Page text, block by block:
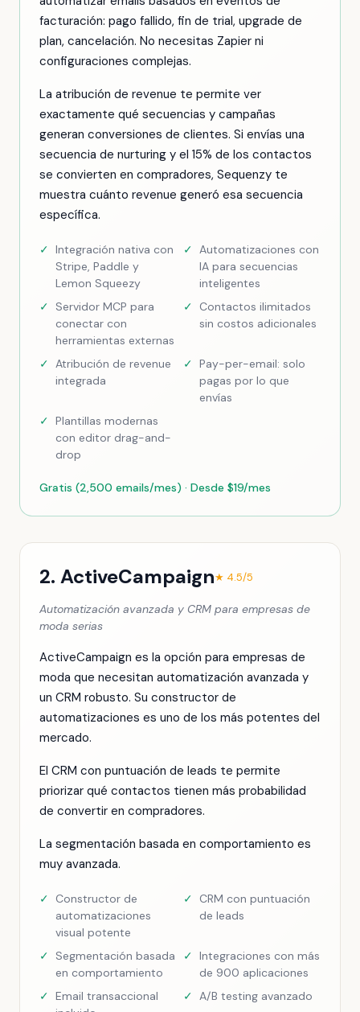
facturación: pago fallido, fin de trial, upgrade de
plan, cancelación. No necesitas Zapier ni
configuraciones complejas.
La atribución de revenue te permite ver
exactamente qué secuencias y campañas
generan conversiones de clientes. Si envías una
secuencia de nurturing y el 15% de los contactos
se convierten en compradores, Sequenzy te
muestra cuánto revenue generó esa secuencia
específica.
✓ Integración nativa con
Stripe, Paddle y
Lemon Squeezy
✓ Automatizaciones con
IA para secuencias
inteligentes
✓
Servidor MCP para
conectar con
herramientas externas
✓
Contactos ilimitados
sin costos adicionales
✓ Atribución de revenue
integrada
✓ Pay-per-email: solo
pagas por lo que
envías
✓ Plantillas modernas
con editor drag-and-
drop
Gratis (2,500 emails/mes) · Desde $19/mes
2. ActiveCampaign★ 4.5/5
Automatización avanzada y CRM para empresas de
moda serias
ActiveCampaign es la opción para empresas de
moda que necesitan automatización avanzada y
un CRM robusto. Su constructor de
automatizaciones es uno de los más potentes del
mercado.
El CRM con puntuación de leads te permite
priorizar qué contactos tienen más probabilidad
de convertir en compradores.
La segmentación basada en comportamiento es
muy avanzada.
✓
Constructor de
automatizaciones
visual potente
✓
CRM con puntuación
de leads
✓
Segmentación basada
en comportamiento
✓ Integraciones con más
de 900 aplicaciones
✓ Email transaccional
✓ A/B testing avanzado